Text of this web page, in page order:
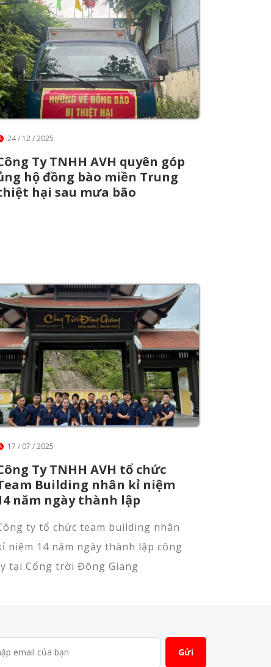
24 / 12 / 2025
Ty TNHH AVH quyên góp
hộ đồng bào miền Trung
hại sau mưa bão
17 / 07 / 2025
Ty TNHH AVH tổ chức
Building nhân kỉ niệm
năm ngày thành lập
ty tổ chức team building nhân
niệm 14 năm ngày thành lập công
tại Cổng trời Đông Giang